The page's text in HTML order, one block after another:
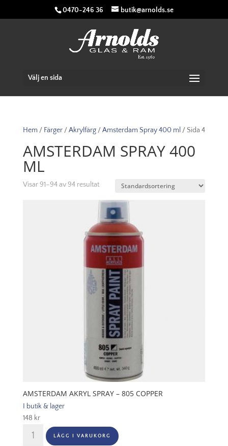
0470-246 36 butik@arnolds.se
Välj en sida
Hem / Färger/Akrylfärg/Amsterdam Spray 400 ml / Sida 4
AMSTERDAM SPRAY 400
ML
Visar 91–94 av 94 resultat
AMSTERDAM AKRYL SPRAY – 805 COPPER
I butik & lager
148 kr
Amsterdam
Akryl
LÄGG I VARUKORG